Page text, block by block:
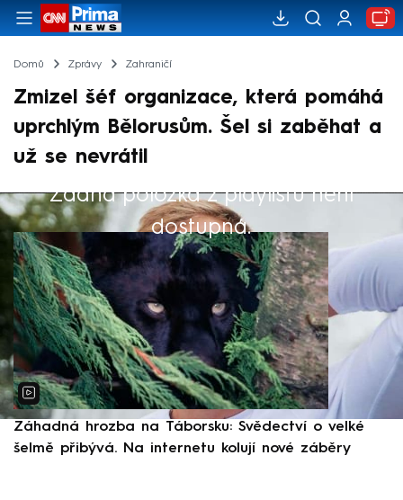
Domů Zprávy Zahraničí
Zmizel šéf organizace, která pomáhá
uprchlým Bělorusům. Šel si zaběhat a
už se nevrátil
Žádná položka z playlistu není
dostupná.
Výběr redakce
Záhadná hrozba na Táborsku: Svědectví o velké
šelmě přibývá. Na internetu kolují nové záběry